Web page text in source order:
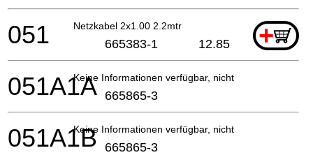
Netzkabel 2x1.00 2.2mtr +
051 665383-1 12.85
Keine Informationen verfügbar, nicht bestellbar
051A1A 665865-3
Keine Informationen verfügbar, nicht bestellbar
051A1B 665865-3